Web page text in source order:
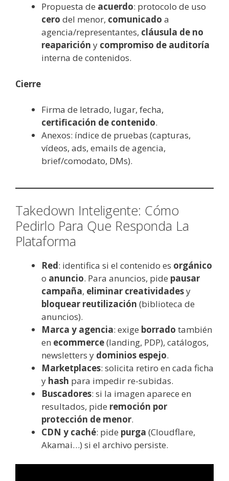
Propuesta de acuerdo: protocolo de uso
cero del menor, comunicado a
agencia/representantes, cláusula de no
reaparición y compromiso de auditoría
interna de contenidos.
Cierre
Firma de letrado, lugar, fecha,
certificación de contenido.
Anexos: índice de pruebas (capturas,
vídeos, ads, emails de agencia,
brief/comodato, DMs).
Takedown Inteligente: Cómo
Pedirlo Para Que Responda La
Plataforma
Red: identifica si el contenido es orgánico
o anuncio. Para anuncios, pide pausar
campaña, eliminar creatividadesy
bloquear reutilización (biblioteca de
anuncios).
Marca y agencia: exige borrado también
en ecommerce(landing, PDP), catálogos,
newsletters y dominios espejo.
Marketplaces: solicita retiro en cada ficha
y hash para impedir re-subidas.
Buscadores: si la imagen aparece en
resultados, pide remoción por
protección de menor.
CDN y caché: pide purga (Cloudflare,
Akamai…) si el archivo persiste.